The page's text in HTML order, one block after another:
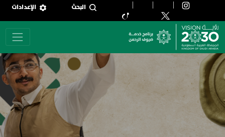
تجاوز إلى المحتوى الرئيسي البحث الإعدادات